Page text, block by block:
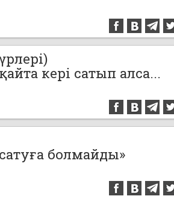
кері сатып алса...
болмайды»